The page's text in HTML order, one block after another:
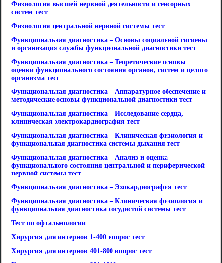
Физиология высшей нервной деятельности и сенсорных
систем тест
Физиология центральной нервной системы тест
Функциональная диагностика – Основы социальной гигиены
и организация службы функциональной диагностики тест
Функциональная диагностика – Теоретические основы
оценки функционального состояния органов, систем и целого
организма тест
Функциональная диагностика – Аппаратурное обеспечение и
методические основы функциональной диагностики тест
Функциональная диагностика – Исследование сердца,
клиническая электрокардиография тест
Функциональная диагностика – Клиническая физиология и
функциональная диагностика системы дыхания тест
Функциональная диагностика – Анализ и оценка
функционального состояния центральной и периферической
нервной системы тест
Функциональная диагностика – Эхокардиография тест
Функциональная диагностика – Клиническая физиология и
функциональная диагностика сосудистой системы тест
Тест по офтальмологии
Хирургия для интернов 1-400 вопрос тест
Хирургия для интернов 401-800 вопрос тест